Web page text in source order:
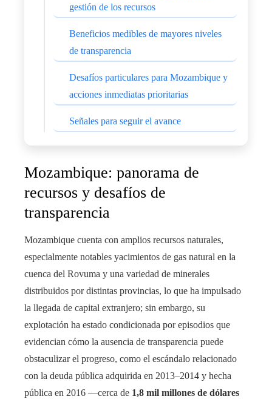
gestión de los recursos
Beneficios medibles de mayores niveles
de transparencia
Desafíos particulares para Mozambique y
acciones inmediatas prioritarias
Señales para seguir el avance
Mozambique: panorama de
recursos y desafíos de
transparencia
Mozambique cuenta con amplios recursos naturales,
especialmente notables yacimientos de gas natural en la
cuenca del Rovuma y una variedad de minerales
distribuidos por distintas provincias, lo que ha impulsado
la llegada de capital extranjero; sin embargo, su
explotación ha estado condicionada por episodios que
evidencian cómo la ausencia de transparencia puede
obstaculizar el progreso, como el escándalo relacionado
con la deuda pública adquirida en 2013–2014 y hecha
pública en 2016 —cerca de 1,8 mil millones de dólares